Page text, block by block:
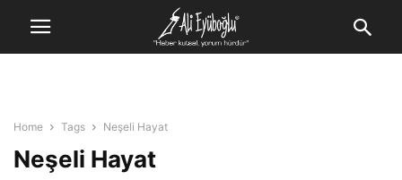
Home Tags Neşeli Hayat
Neşeli Hayat